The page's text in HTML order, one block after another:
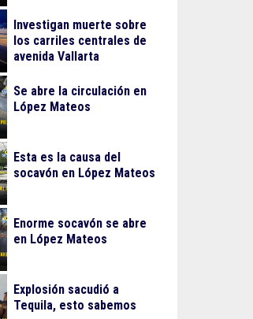
Investigan muerte sobre
los carriles centrales de
avenida Vallarta
Se abre la circulación en
López Mateos
Esta es la causa del
socavón en López Mateos
Enorme socavón se abre
en López Mateos
Explosión sacudió a
Tequila, esto sabemos